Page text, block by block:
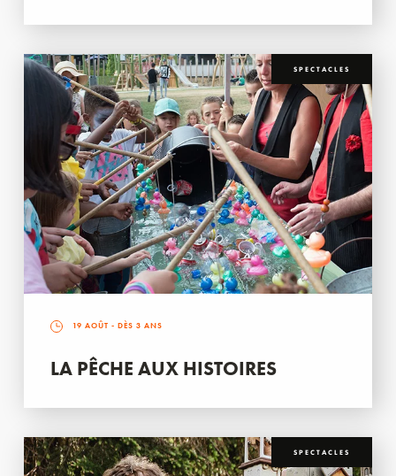
SPECTACLES
19 AOÛT - DÈS 3 ANS
LA PÊCHE AUX HISTOIRES
SPECTACLES